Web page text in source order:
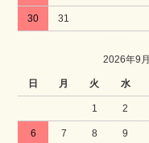
30 31
2026年9月
日 月 火 水
1 2
6 7 8 9